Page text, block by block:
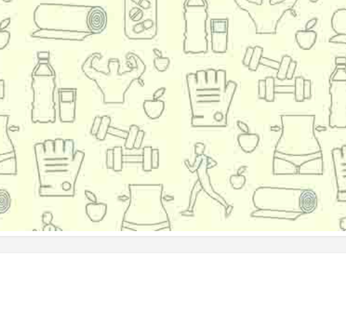
Lasa o recenzie Trimite email Adauga la Favorite
în predare modernă, autoare și redactor de manuale, ofer meditații la